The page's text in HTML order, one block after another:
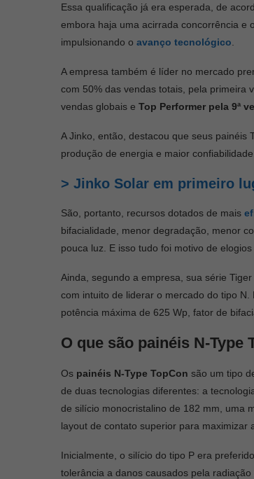
Essa qualificação já era esperada, de
embora haja uma acirrada concorrência e
impulsionando o avanço tecnológico
A empresa também é líder no mercado
com 50% das vendas totais, pela primeira
vendas globais e Top Performer pela 9ª
A Jinko, então, destacou que seus painéis
produção de energia e maior
> Jinko Solar em primeiro
São, portanto, recursos dotados de mais
bifacialidade, menor degradação, menor
pouca luz. E isso tudo foi motivo de
Ainda, segundo a empresa, sua série
com intuito de liderar o mercado do tipo N.
potência máxima de 625 Wp, fator de
O que são painéis N-Type
Os painéis N-Type TopCon são um tipo
de duas tecnologias diferentes: a
de silício monocristalino de 182 mm, uma
layout de contato superior para maximizar
Inicialmente, o silício do tipo P era
tolerância a danos causados pela